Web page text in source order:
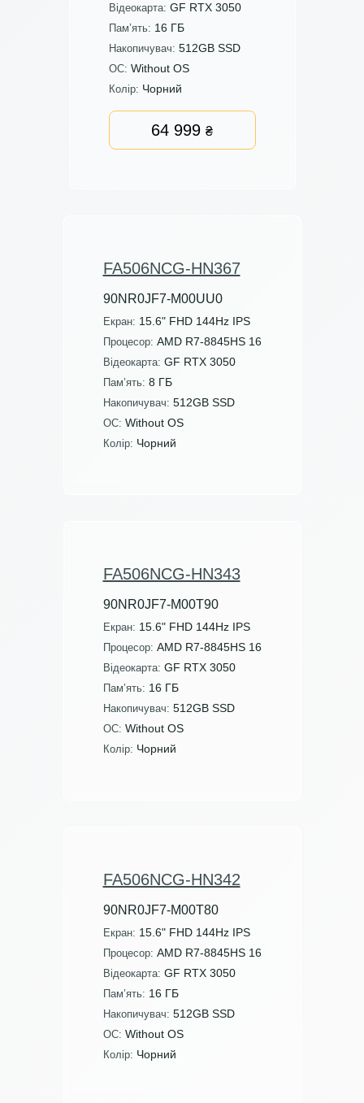
Відеокарта: GF RTX 3050
Пам’ять: 16 ГБ
Накопичувач: 512GB SSD
ОС: Without OS
Колір: Чорний
64 999 ₴
FA506NCG-HN367
90NR0JF7-M00UU0
Екран: 15.6" FHD 144Hz IPS
Процесор: AMD R7-8845HS 16
Відеокарта: GF RTX 3050
Пам’ять: 8 ГБ
Накопичувач: 512GB SSD
ОС: Without OS
Колір: Чорний
FA506NCG-HN343
90NR0JF7-M00T90
Екран: 15.6" FHD 144Hz IPS
Процесор: AMD R7-8845HS 16
Відеокарта: GF RTX 3050
Пам’ять: 16 ГБ
Накопичувач: 512GB SSD
ОС: Without OS
Колір: Чорний
FA506NCG-HN342
90NR0JF7-M00T80
Екран: 15.6" FHD 144Hz IPS
Процесор: AMD R7-8845HS 16
Відеокарта: GF RTX 3050
Пам’ять: 16 ГБ
Накопичувач: 512GB SSD
ОС: Without OS
Колір: Чорний